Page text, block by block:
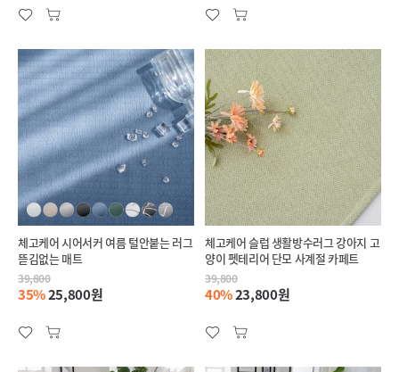
체고케어 시어서커 여름 털안붙는 러그
뜯김없는 매트
39,800
35%25,800원
체고케어 슬럽 생활방수러그 강아지 고
양이 펫테리어 단모 사계절 카페트
39,800
40%23,800원